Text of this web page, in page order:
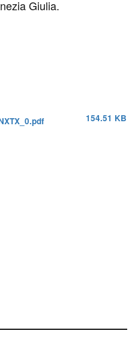
Giulia.
154.51 KB